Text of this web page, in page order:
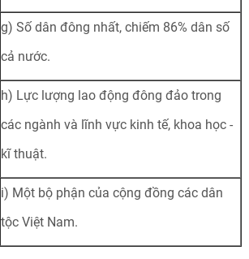
g) Số dân đông nhất, chiếm 86% dân số
cả nước.
h) Lực lượng lao động đông đảo trong
các ngành và lĩnh vực kinh tế, khoa học -
kĩ thuật.
i) Một bộ phận của cộng đồng các dân
tộc Việt Nam.